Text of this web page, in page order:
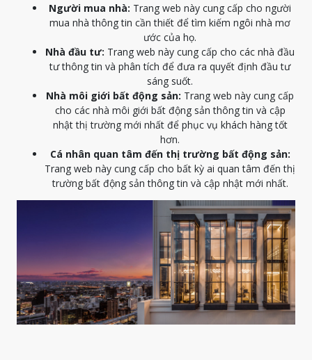
Người mua nhà: Trang web này cung cấp cho người
mua nhà thông tin cần thiết để tìm kiếm ngôi nhà mơ
ước của họ.
Nhà đầu tư: Trang web này cung cấp cho các nhà đầu
tư thông tin và phân tích để đưa ra quyết định đầu tư
sáng suốt.
Nhà môi giới bất động sản: Trang web này cung cấp
cho các nhà môi giới bất động sản thông tin và cập
nhật thị trường mới nhất để phục vụ khách hàng tốt
hơn.
Cá nhân quan tâm đến thị trường bất động sản:
Trang web này cung cấp cho bất kỳ ai quan tâm đến thị
trường bất động sản thông tin và cập nhật mới nhất.